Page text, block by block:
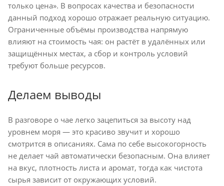
только цена». В вопросах качества и безопасности
данный подход хорошо отражает реальную ситуацию.
Ограниченные объёмы производства напрямую
влияют на стоимость чая: он растёт в удалённых или
защищённых местах, а сбор и контроль условий
требуют больше ресурсов.
Делаем выводы
В разговоре о чае легко зацепиться за высоту над
уровнем моря — это красиво звучит и хорошо
смотрится в описаниях. Сама по себе высокогорность
не делает чай автоматически безопасным. Она влияет
на вкус, плотность листа и аромат, тогда как чистота
сырья зависит от окружающих условий.